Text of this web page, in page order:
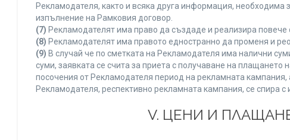
Рекламодателя, както и всяка друга информация,
изпълнение на Рамковия договор.
(7) Рекламодателят има право да създаде и реализира
(8) Рекламодателят има правото едностранно да променя и
(9) В случай че по сметката на Рекламодателя има налични
суми, заявката се счита за приета с получаване на
посочения от Рекламодателя период на рекламната
Рекламодателя, респективно рекламната кампания, се спира
V. ЦЕНИ И